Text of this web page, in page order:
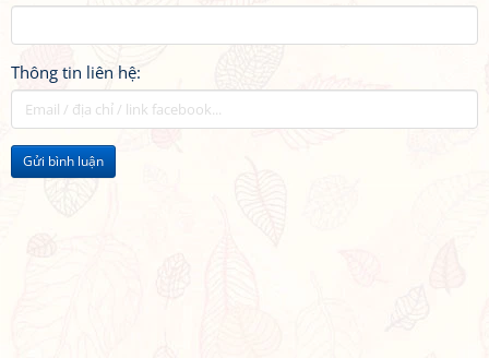
Thông tin liên hệ:
Gửi bình luận